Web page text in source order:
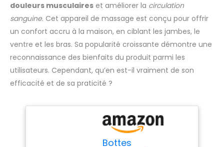
douleurs musculaires et améliorer la circulation
sanguine. Cet appareil de massage est conçu pour offrir
un confort accru à la maison, en ciblant les jambes, le
ventre et les bras. Sa popularité croissante démontre une
reconnaissance des bienfaits du produit parmi les
utilisateurs. Cependant, qu’en est-il vraiment de son
efficacité et de sa praticité ?
Bottes